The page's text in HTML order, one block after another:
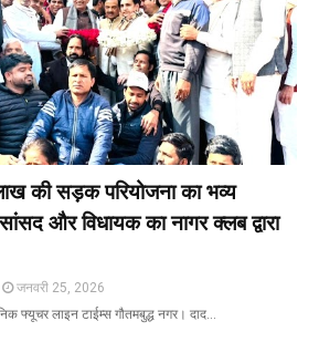
की सड़क परियोजना का भव्य
और विधायक का नागर क्लब द्वारा
जनवरी 25, 2026
फ्यूचर लाइन टाईम्स गौतमबुद्ध नगर। दाद…